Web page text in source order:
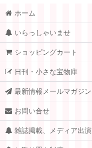
ホーム
いらっしゃいませ
ショッピングカート
日刊・小さな宝物庫
最新情報メールマガジン
お問い合せ
雑誌掲載、メディア出演